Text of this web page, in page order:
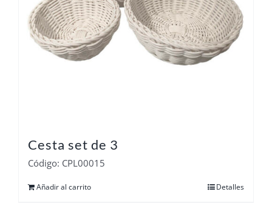
Cesta set de 3
Código: CPL00015
Añadir al carrito Detalles